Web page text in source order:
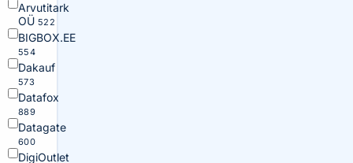
Arvutitark
OÜ 522
BIGBOX.EE
554
Dakauf
573
Datafox
889
Datagate
600
DigiOutlet